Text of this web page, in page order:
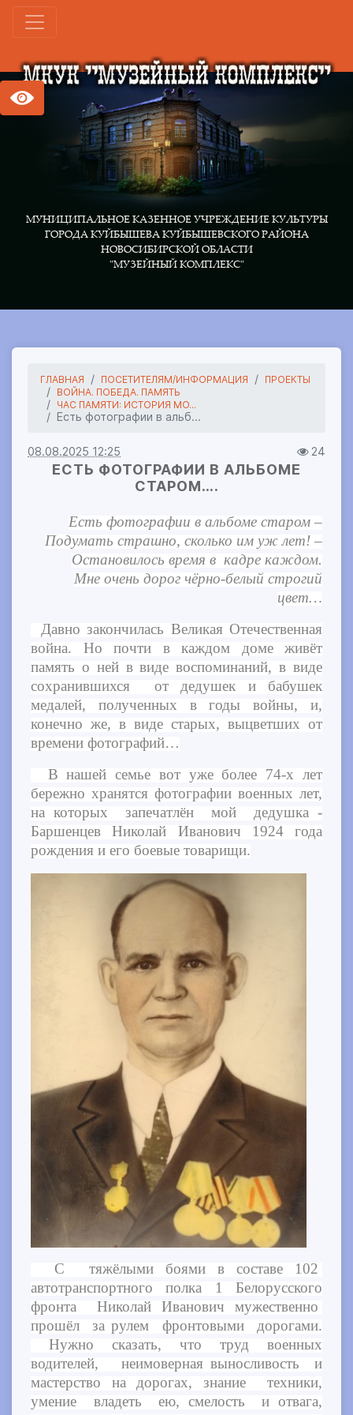
МУНИЦИПАЛЬНОЕ КАЗЕННОЕ УЧРЕЖДЕНИЕ КУЛЬТУРЫ
ГОРОДА КУЙБЫШЕВА КУЙБЫШЕВСКОГО РАЙОНА
НОВОСИБИРСКОЙ ОБЛАСТИ
"МУЗЕЙНЫЙ КОМПЛЕКС"
ГЛАВНАЯ ПОСЕТИТЕЛЯМ/ИНФОРМАЦИЯ
ПРОЕКТЫ
ВОЙНА. ПОБЕДА. ПАМЯТЬ
ЧАС ПАМЯТИ: ИСТОРИЯ МО...
Есть фотографии в альб...
08.08.2025 12:25 24
ЕСТЬ ФОТОГРАФИИ В АЛЬБОМЕ
СТАРОМ….
Есть фотографии в альбоме старом –
Подумать страшно, сколько им уж лет! –
Остановилось время в кадре каждом.
Мне очень дорог чёрно-белый строгий
цвет…
Давно закончилась Великая Отечественная
война. Но почти в каждом доме живёт
память о ней в виде воспоминаний, в виде
сохранившихся от дедушек и бабушек
медалей, полученных в годы войны, и,
конечно же, в виде старых, выцветших от
времени фотографий…
В нашей семье вот уже более 74-х лет
бережно хранятся фотографии военных лет,
на которых запечатлён мой дедушка -
Баршенцев Николай Иванович 1924 года
рождения и его боевые товарищи.
С тяжёлыми боями в составе 102
автотранспортного полка 1 Белорусского
фронта Николай Иванович мужественно
прошёл за рулем фронтовыми дорогами.
Нужно сказать, что труд военных
водителей, неимоверная выносливость и
мастерство на дорогах, знание техники,
умение владеть ею, смелость и отвага,